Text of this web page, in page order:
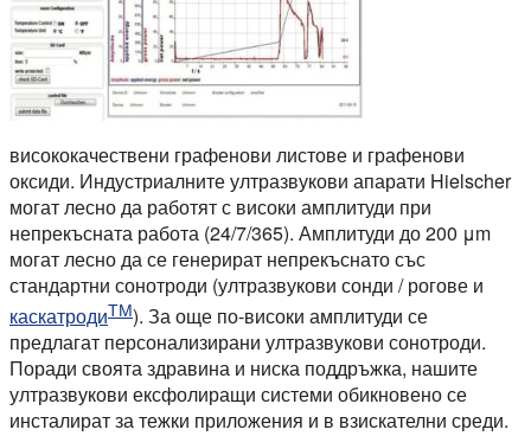
висококачествени графенови листове и графенови
оксиди. Индустриалните ултразвукови апарати Hielscher
могат лесно да работят с високи амплитуди при
непрекъсната работа (24/7/365). Амплитуди до 200 μm
могат лесно да се генерират непрекъснато със
стандартни сонотроди (ултразвукови сонди / рогове и
каскатродиТМ). За още по-високи амплитуди се
предлагат персонализирани ултразвукови сонотроди.
Поради своята здравина и ниска поддръжка, нашите
ултразвукови ексфолиращи системи обикновено се
инсталират за тежки приложения и в взискателни среди.